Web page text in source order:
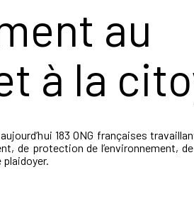
au
à la
183 ONG françaises
de protection de l’environnement,